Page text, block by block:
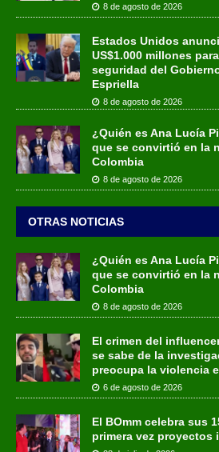
8 de agosto de 2026
Estados Unidos
US$1.000 millones
seguridad del
Espriella
8 de agosto de 2026
¿Quién es Ana Lucía
que se convirtió en la
Colombia
8 de agosto de 2026
OTRAS NOTICIAS
¿Quién es Ana Lucía
que se convirtió en la
Colombia
8 de agosto de 2026
El crimen del
se sabe de la
preocupa la violencia
6 de agosto de 2026
El BOmm celebra sus
primera vez proyectos